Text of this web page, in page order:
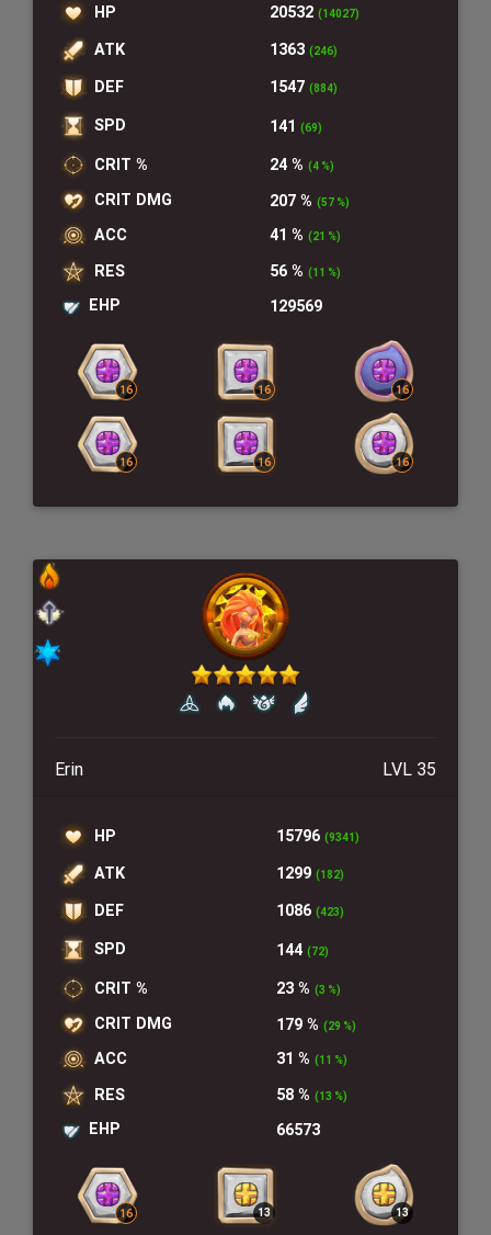
HP 20532 (14027)
ATK 1363 (246)
DEF 1547 (884)
SPD 141 (69)
CRIT % 24 % (4 %)
CRIT DMG 207 % (57 %)
ACC 41 % (21 %)
RES 56 % (11 %)
EHP 129569
Erin LVL 35
HP 15796 (9341)
ATK 1299 (182)
DEF 1086 (423)
SPD 144 (72)
CRIT % 23 % (3 %)
CRIT DMG 179 % (29 %)
ACC 31 % (11 %)
RES 58 % (13 %)
EHP 66573